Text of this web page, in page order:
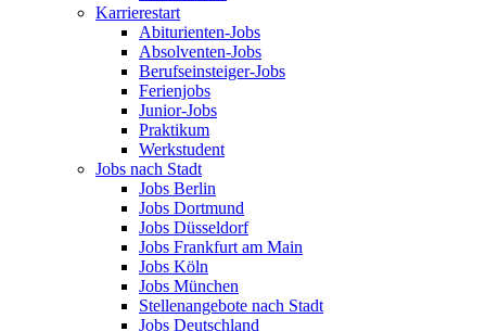
Karrierestart
Abiturienten-Jobs
Absolventen-Jobs
Berufseinsteiger-Jobs
Ferienjobs
Junior-Jobs
Praktikum
Werkstudent
Jobs nach Stadt
Jobs Berlin
Jobs Dortmund
Jobs Düsseldorf
Jobs Frankfurt am Main
Jobs Köln
Jobs München
Stellenangebote nach Stadt
Jobs Deutschland